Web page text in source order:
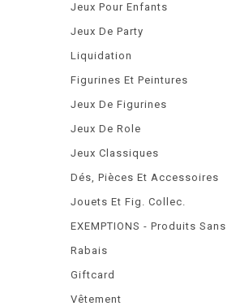
Jeux Pour Enfants
Jeux De Party
Liquidation
Figurines Et Peintures
Jeux De Figurines
Jeux De Role
Jeux Classiques
Dés, Pièces Et Accessoires
Jouets Et Fig. Collec.
EXEMPTIONS - Produits Sans
Rabais
Giftcard
Vêtement